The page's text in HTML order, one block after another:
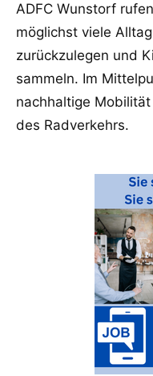
ADFC Wunstorf
möglichst viele
zurückzulegen und
sammeln. Im
nachhaltige
des Radverkehrs.